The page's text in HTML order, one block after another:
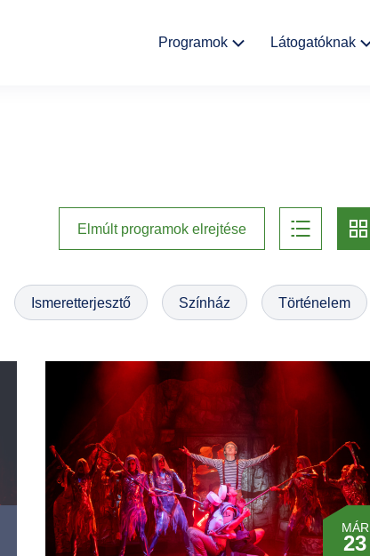
Fő
Programok
Múzeumpedagógia
Látogatóknak
Ajándékbolt
Galéria
Elmúlt programok elrejtése
list card
Ismeretterjesztő Színház Történelem
MÁR
23